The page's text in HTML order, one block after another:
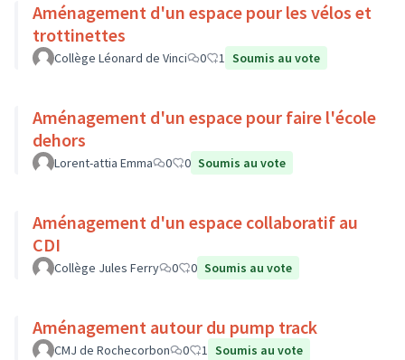
Aménagement d'un espace pour les vélos et
trottinettes
Collège Léonard de Vinci 0 1 Soumis au vote
Aménagement d'un espace pour faire l'école
dehors
Lorent-attia Emma 0 0 Soumis au vote
Aménagement d'un espace collaboratif au
CDI
Collège Jules Ferry 0 0 Soumis au vote
Aménagement autour du pump track
CMJ de Rochecorbon 0 1 Soumis au vote